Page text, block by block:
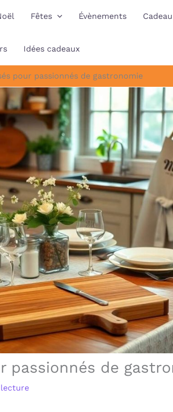
Fêtes Évènements
Idées cadeaux
pour passionnés de gastronomie
passionnés de